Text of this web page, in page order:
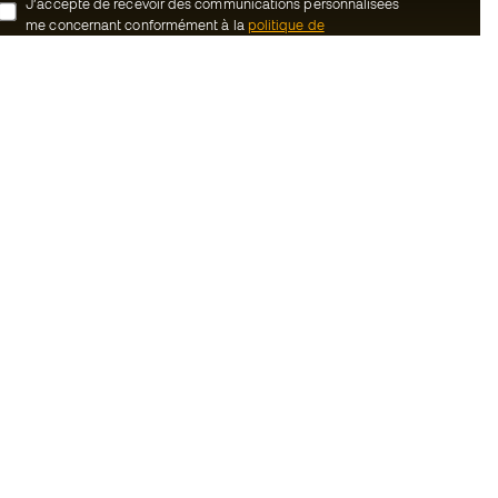
J’accepte de recevoir des communications personnalisées
me concernant conformément à la politique de